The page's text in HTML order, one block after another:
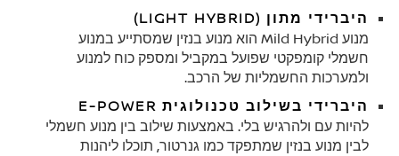
היברידי מתון (LIGHT HYBRID)
מנוע Mild Hybrid הוא מנוע בנזין שמסתייע במנוע
חשמלי קומפקטי שפועל במקביל ומספק כוח למנוע
ולמערכות החשמליות של הרכב.
היברידי בשילוב טכנולוגית E-POWER
להיות עם ולהרגיש בלי. באמצעות שילוב בין מנוע חשמלי
לבין מנוע בנזין שמתפקד כמו גנרטור, תוכלו ליהנות